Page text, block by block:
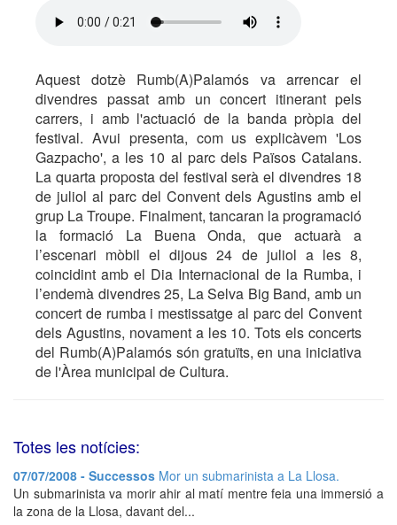
Aquest dotzè Rumb(A)Palamós va arrencar el
divendres passat amb un concert itinerant pels
carrers, i amb l'actuació de la banda pròpia del
festival. Avui presenta, com us explicàvem 'Los
Gazpacho', a les 10 al parc dels Països Catalans.
La quarta proposta del festival serà el divendres 18
de juliol al parc del Convent dels Agustins amb el
grup La Troupe. Finalment, tancaran la programació
la formació La Buena Onda, que actuarà a
l’escenari mòbil el dijous 24 de juliol a les 8,
coincidint amb el Dia Internacional de la Rumba, i
l’endemà divendres 25, La Selva Big Band, amb un
concert de rumba i mestissatge al parc del Convent
dels Agustins, novament a les 10. Tots els concerts
del Rumb(A)Palamós són gratuïts, en una iniciativa
de l'Àrea municipal de Cultura.
Totes les notícies:
07/07/2008 - Successos Mor un submarinista a La Llosa.
Un submarinista va morir ahir al matí mentre feia una immersió a
la zona de la Llosa, davant del...